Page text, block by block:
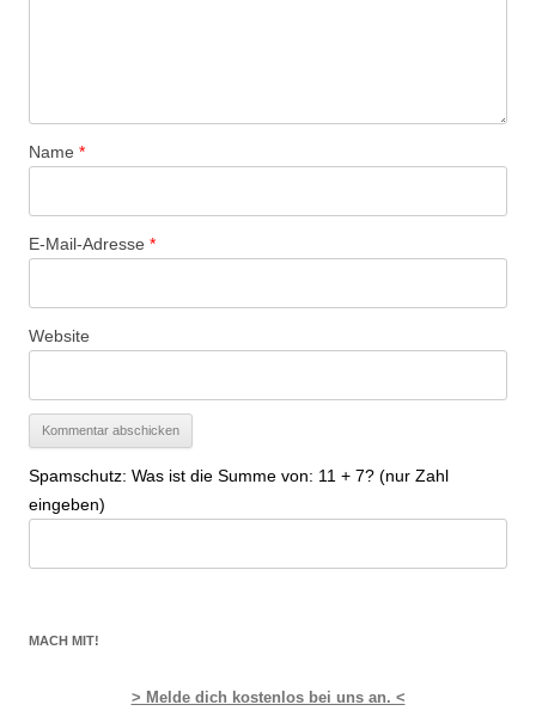
Name *
E-Mail-Adresse *
Website
Spamschutz: Was ist die Summe von: 11 + 7? (nur Zahl
eingeben)
MACH MIT!
> Melde dich kostenlos bei uns an. <